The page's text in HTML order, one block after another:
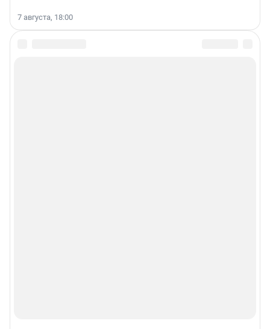
7 августа, 18:00